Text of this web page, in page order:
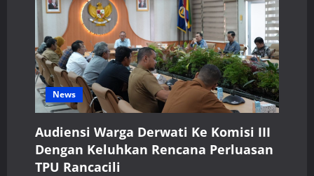
News
Audiensi Warga Derwati Ke Komisi III
Dengan Keluhkan Rencana Perluasan
TPU Rancacili